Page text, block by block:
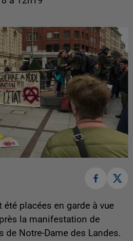
été placées en garde à vue
la manifestation de
de Notre-Dame des Landes.